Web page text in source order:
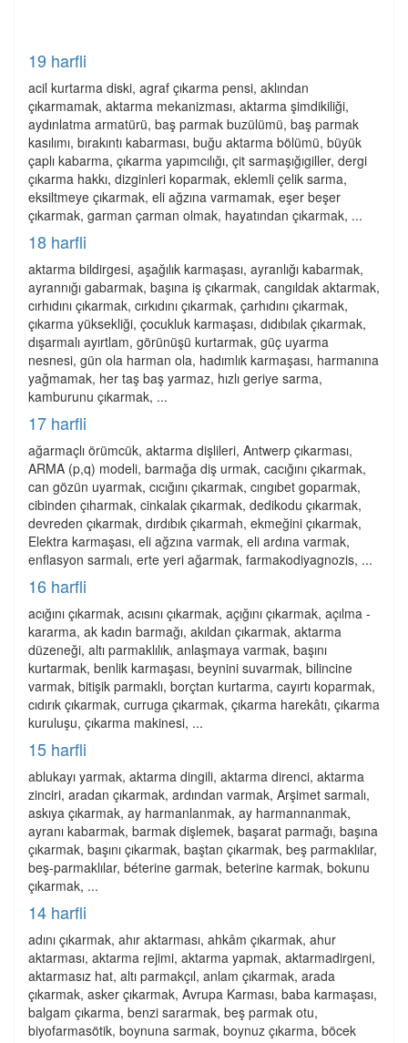
19 harfli
acil kurtarma diski, agraf çıkarma pensi, aklından
çıkarmamak, aktarma mekanizması, aktarma şimdikiliği,
aydınlatma armatürü, baş parmak buzülümü, baş parmak
kasılımı, bırakıntı kabarması, buğu aktarma bölümü, büyük
çaplı kabarma, çıkarma yapımcılığı, çit sarmaşığıgiller, dergi
çıkarma hakkı, dizginleri koparmak, eklemli çelik sarma,
eksiltmeye çıkarmak, eli ağzına varmamak, eşer beşer
çıkarmak, garman çarman olmak, hayatından çıkarmak, ...
18 harfli
aktarma bildirgesi, aşağılık karmaşası, ayranlığı kabarmak,
ayrannığı gabarmak, başına iş çıkarmak, cangıldak aktarmak,
cırhıdını çıkarmak, cırkıdını çıkarmak, çarhıdını çıkarmak,
çıkarma yüksekliği, çocukluk karmaşası, dıdıbılak çıkarmak,
dışarmalı ayırtlam, görünüşü kurtarmak, güç uyarma
nesnesi, gün ola harman ola, hadımlık karmaşası, harmanına
yağmamak, her taş baş yarmaz, hızlı geriye sarma,
kamburunu çıkarmak, ...
17 harfli
ağarmaçlı örümcük, aktarma dişlileri, Antwerp çıkarması,
ARMA (p,q) modeli, barmağa diş urmak, cacığını çıkarmak,
can gözün uyarmak, cıcığını çıkarmak, cıngıbet goparmak,
cibinden çıharmak, cinkalak çıkarmak, dedikodu çıkarmak,
devreden çıkarmak, dırdıbık çıkarmah, ekmeğini çıkarmak,
Elektra karmaşası, eli ağzına varmak, eli ardına varmak,
enflasyon sarmalı, erte yeri ağarmak, farmakodiyagnozis, ...
16 harfli
acığını çıkarmak, acısını çıkarmak, açığını çıkarmak, açılma -
kararma, ak kadın barmağı, akıldan çıkarmak, aktarma
düzeneği, altı parmaklılık, anlaşmaya varmak, başını
kurtarmak, benlik karmaşası, beynini suvarmak, bilincine
varmak, bitişik parmaklı, borçtan kurtarma, cayırtı koparmak,
cıdırık çıkarmak, curruga çıkarmak, çıkarma harekâtı, çıkarma
kuruluşu, çıkarma makinesi, ...
15 harfli
ablukayı yarmak, aktarma dingili, aktarma direnci, aktarma
zinciri, aradan çıkarmak, ardından varmak, Arşimet sarmalı,
askıya çıkarmak, ay harmanlanmak, ay harmannanmak,
ayranı kabarmak, barmak dişlemek, başarat parmağı, başına
çıkarmak, başını çıkarmak, baştan çıkarmak, beş parmaklılar,
beş-parmaklılar, béterine garmak, beterine karmak, bokunu
çıkarmak, ...
14 harfli
adını çıkarmak, ahır aktarması, ahkâm çıkarmak, ahur
aktarması, aktarma rejimi, aktarma yapmak, aktarmadirgeni,
aktarmasız hat, altı parmakçıl, anlam çıkarmak, arada
çıkarmak, asker çıkarmak, Avrupa Karması, baba karmaşası,
balgam çıkarma, benzi sararmak, beş parmak otu,
biyofarmasötik, boynuna sarmak, boynuz çıkarma, böcek